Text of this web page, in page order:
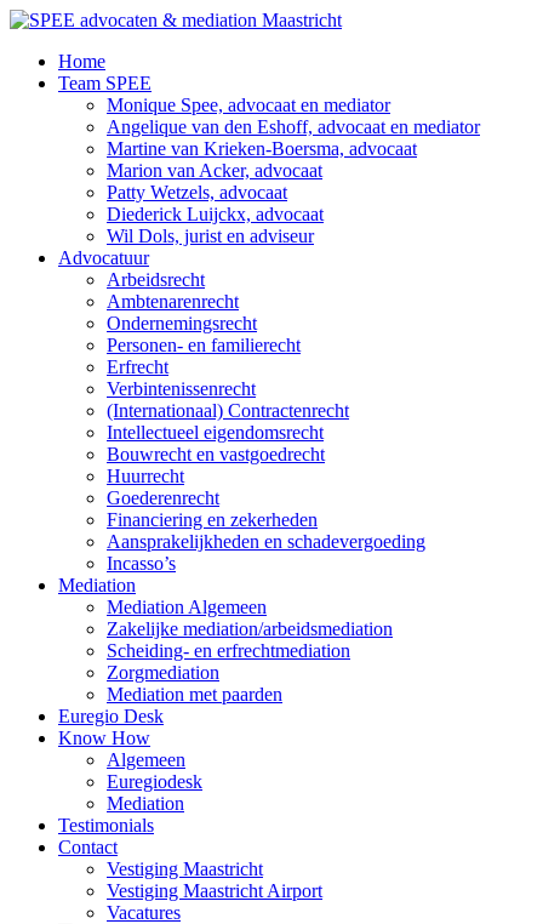
Ga
inhoud
Home
Team SPEE
Monique Spee, advocaat en mediator
Angelique van den Eshoff, advocaat en mediator
Martine van Krieken-Boersma, advocaat
Marion van Acker, advocaat
Patty Wetzels, advocaat
Diederick Luijckx, advocaat
Wil Dols, jurist en adviseur
Advocatuur
Arbeidsrecht
Ambtenarenrecht
Ondernemingsrecht
Personen- en familierecht
Erfrecht
Verbintenissenrecht
(Internationaal) Contractenrecht
Intellectueel eigendomsrecht
Bouwrecht en vastgoedrecht
Huurrecht
Goederenrecht
Financiering en zekerheden
Aansprakelijkheden en schadevergoeding
Incasso’s
Mediation
Mediation Algemeen
Zakelijke mediation/arbeidsmediation
Scheiding- en erfrechtmediation
Zorgmediation
Mediation met paarden
Euregio Desk
Know How
Algemeen
Euregiodesk
Mediation
Testimonials
Contact
Vestiging Maastricht
Vestiging Maastricht Airport
Vacatures